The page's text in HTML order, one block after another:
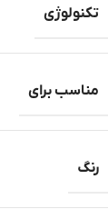
تکنولوژی
مناسب برای
رنگ